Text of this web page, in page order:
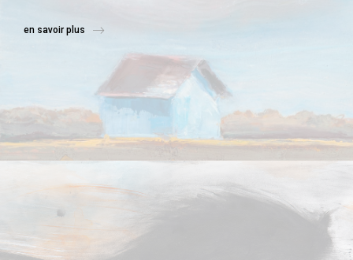
en savoir plus